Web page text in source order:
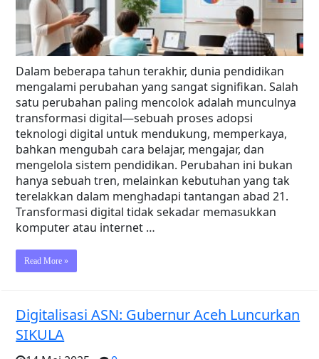
Dalam beberapa tahun terakhir, dunia pendidikan
mengalami perubahan yang sangat signifikan. Salah
satu perubahan paling mencolok adalah munculnya
transformasi digital—sebuah proses adopsi
teknologi digital untuk mendukung, memperkaya,
bahkan mengubah cara belajar, mengajar, dan
mengelola sistem pendidikan. Perubahan ini bukan
hanya sebuah tren, melainkan kebutuhan yang tak
terelakkan dalam menghadapi tantangan abad 21.
Transformasi digital tidak sekadar memasukkan
komputer atau internet …
Read More »
Digitalisasi ASN: Gubernur Aceh Luncurkan
SIKULA